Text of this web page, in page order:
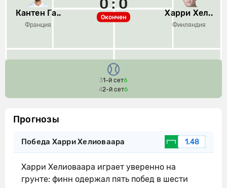
Кантен Га..
Франция
Окончен
0 : 0
Харри Хел..
Финляндия
31-й сет6
42-й сет6
Прогнозы
Победа Харри Хелиоваара 1.48
Харри Хелиоваара играет уверенно на
грунте: финн одержал пять побед в шести